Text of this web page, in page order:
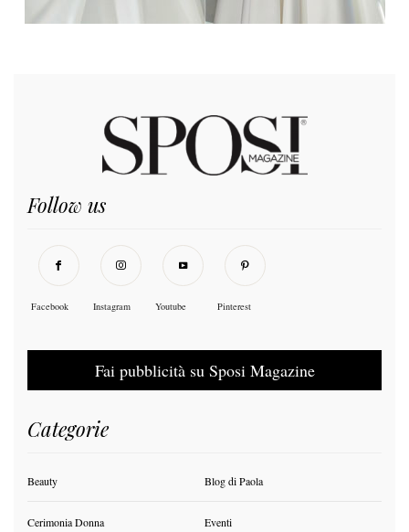
Follow us
Facebook Instagram Youtube Pinterest
Fai pubblicità su Sposi Magazine
Categorie
Beauty Blog di Paola
Cerimonia Donna Eventi